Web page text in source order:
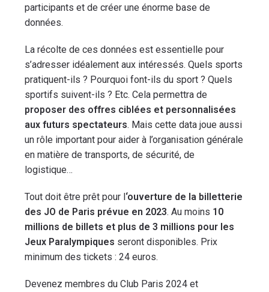
participants et de créer une énorme base de
données.
La récolte de ces données est essentielle pour
s’adresser idéalement aux intéressés. Quels sports
pratiquent-ils ? Pourquoi font-ils du sport ? Quels
sportifs suivent-ils ? Etc. Cela permettra de
proposer des offres ciblées et personnalisées
aux futurs spectateurs. Mais cette data joue aussi
un rôle important pour aider à l’organisation générale
en matière de transports, de sécurité, de
logistique…
Tout doit être prêt pour l ‘ouverture de la billetterie
des JO de Paris prévue en 2023. Au moins 10
millions de billets et plus de 3 millions pour les
Jeux Paralympiques seront disponibles. Prix
minimum des tickets : 24 euros.
Devenez membres du Club Paris 2024 et